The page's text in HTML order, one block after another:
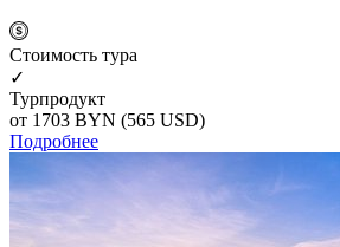
Cтоимость тура
✓
Турпродукт
от 1703 BYN (565 USD)
Подробнее